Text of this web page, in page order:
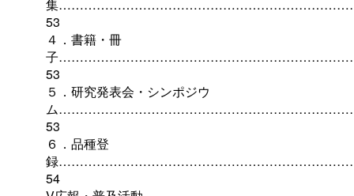
集
53
４．書籍・冊
子
53
５．研究発表会・シンポジウ
ム
53
６．品種登
録
54